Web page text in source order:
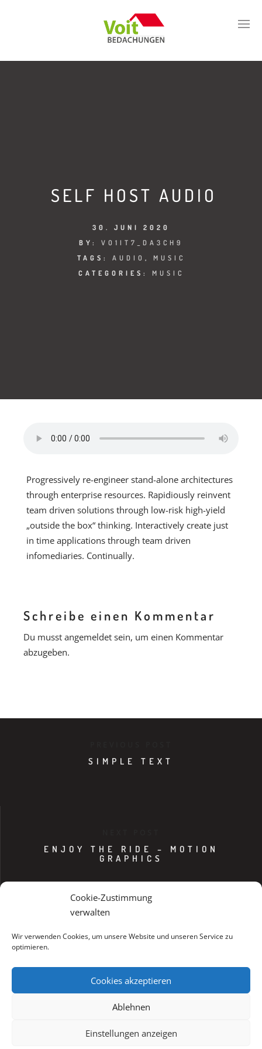
Cookie-Zustimmung
verwalten
Wir verwenden Cookies, um unsere Website und unseren Service zu
optimieren.
Cookies akzeptieren
Ablehnen
Einstellungen anzeigen
SELF HOST AUDIO
30. JUNI 2020
BY: VO1IT7_DA3CH9
TAGS: AUDIO , MUSIC
CATEGORIES: MUSIC
Progressively re-engineer stand-alone architectures
through enterprise resources. Rapidiously reinvent
team driven solutions through low-risk high-yield
„outside the box“ thinking. Interactively create just
in time applications through team driven
infomediaries. Continually.
Schreibe einen Kommentar
Du musst angemeldet sein, um einen Kommentar
abzugeben.
SIMPLE TEXT
ENJOY THE RIDE – MOTION
GRAPHICS
Impressum
Datenschutz